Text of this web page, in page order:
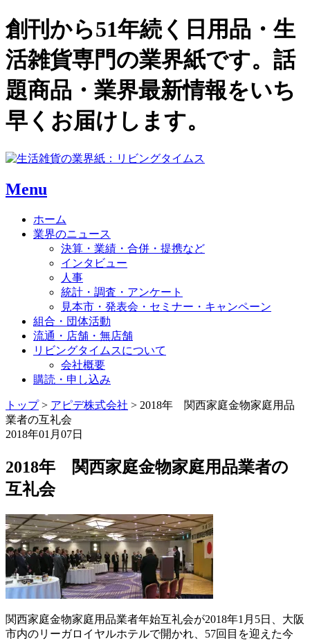
創刊から51年続く日用品・生
活雑貨専門の業界紙です。話
題商品・業界最新情報をいち
早くお届けします。
Menu
ホーム
業界のニュース
決算・業績・合併・提携など
インタビュー
人事
統計・調査・アンケート
見本市・発表会・セミナー・キャンペーン
組合・団体活動
流通・店舗・無店舗
リビングタイムスについて
会社概要
購読・申し込み
トップ> アピデ株式会社 > 2018年 関西家庭金物家庭用品
業者の互礼会
2018年01月07日
2018年 関西家庭金物家庭用品業者の
互礼会
関西家庭金物家庭用品業者年始互礼会が2018年1月5日、大阪
市内のリーガロイヤルホテルで開かれ、57回目を迎えた今